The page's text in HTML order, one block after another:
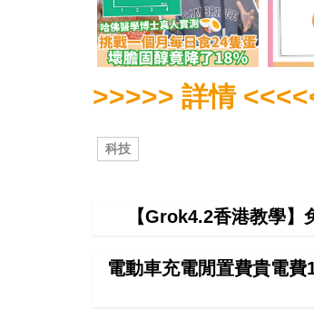
>>>>> 詳情
科技
【Grok4.2香港教學
電動車充電閒置費貴電